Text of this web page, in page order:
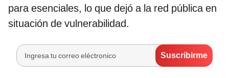
para esenciales, lo que dejó a la red pública en
situación de vulnerabilidad.